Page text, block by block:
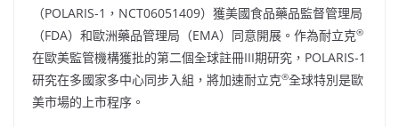
（POLARIS-1，NCT06051409）獲美國食品藥品監督管理局
（FDA）和歐洲藥品管理局（EMA）同意開展。作為耐立克®
在歐美監管機構獲批的第二個全球註冊III期研究，POLARIS-1
研究在多國家多中心同步入組，將加速耐立克®全球特別是歐
美市場的上市程序。